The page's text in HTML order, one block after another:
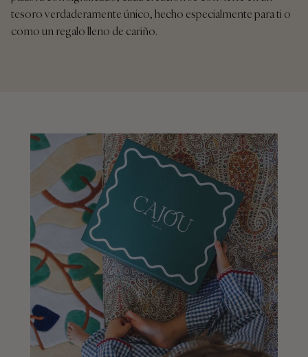
tesoro verdaderamente único, hecho especialmente para ti o
como un regalo lleno de cariño.